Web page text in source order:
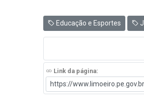
Educação e Esportes
Link da página: